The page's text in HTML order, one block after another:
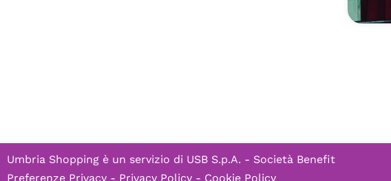
Umbria Shopping è un servizio di USB S.p.A. - Società Benefit
Preferenze Privacy - Privacy Policy - Cookie Policy